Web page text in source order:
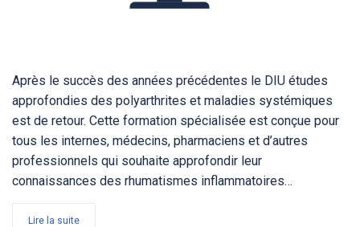
Après le succès des années précédentes le DIU études
approfondies des polyarthrites et maladies systémiques
est de retour. Cette formation spécialisée est conçue pour
tous les internes, médecins, pharmaciens et d’autres
professionnels qui souhaite approfondir leur
connaissances des rhumatismes inflammatoires…
Lire la suite